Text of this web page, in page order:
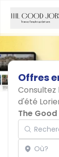
Offres
d'été
The